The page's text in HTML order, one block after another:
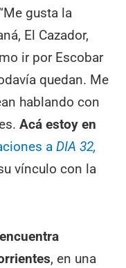
gusta la
El Cazador,
ir por Escobar
quedan. Me
hablando con
Acá estoy en
aDIA 32,
vínculo con la
, en una